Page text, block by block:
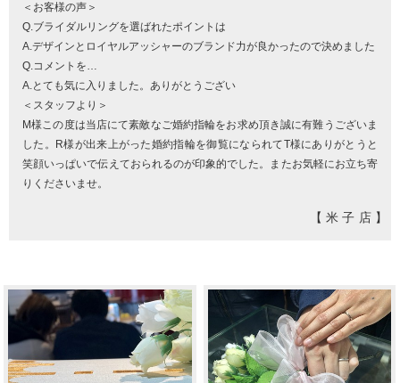
＜お客様の声＞
Q.ブライダルリングを選ばれたポイントは
A.デザインとロイヤルアッシャーのブランド力が良かったので決めました
Q.コメントを…
A.とても気に入りました。ありがとうござい
＜スタッフより＞
M様この度は当店にて素敵なご婚約指輪をお求め頂き誠に有難うございま
した。R様が出来上がった婚約指輪を御覧になられてT様にありがとうと
笑顔いっぱいで伝えておられるのが印象的でした。またお気軽にお立ち寄
りくださいませ。
【米子店】